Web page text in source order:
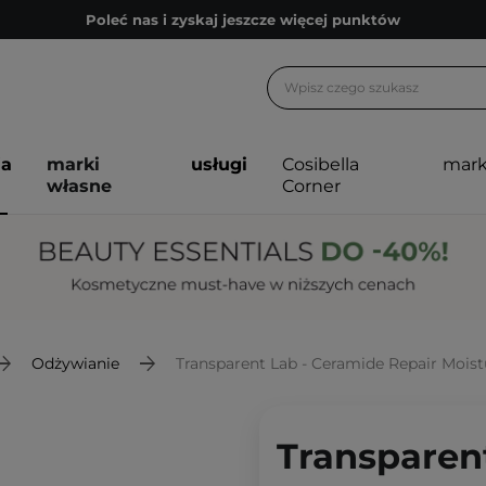
Poleć nas i zyskaj jeszcze więcej punktów
Bezpłatne konsultacje kosmetologiczne
Poleć nas i zyskaj jeszcze więcej punktów
marki
własne
usługi
Cosibella
Corner
Odżywianie Transparent Lab - Ceramide Repair